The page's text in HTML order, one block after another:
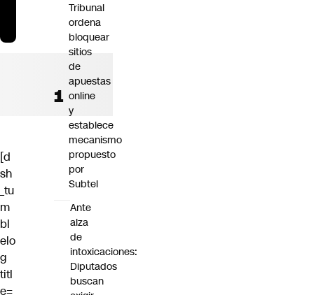
[d
sh
_tu
m
bl
elo
g
titl
e=
Tribunal
ordena
bloquear
sitios
de
apuestas
online
y
establece
mecanismo
propuesto
por
Subtel
Ante
alza
de
intoxicaciones:
Diputados
buscan